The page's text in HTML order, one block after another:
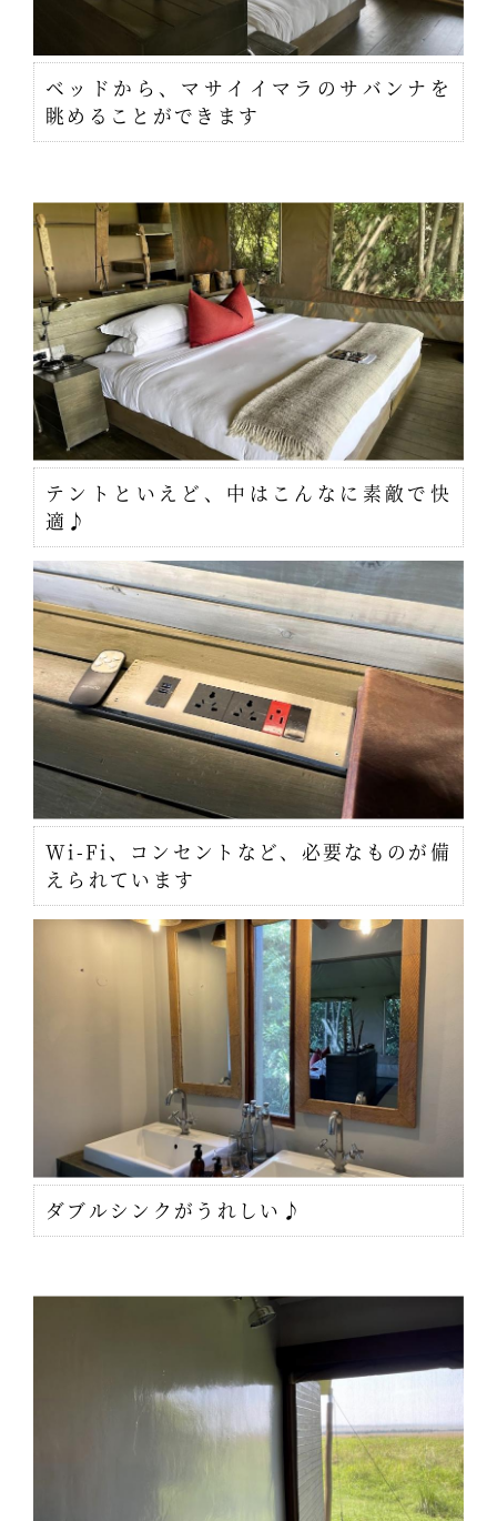
ベッドから、マサイイマラのサバンナを
眺めることができます
テントといえど、中はこんなに素敵で快
適♪
Wi-Fi、コンセントなど、必要なものが備
えられています
ダブルシンクがうれしい♪